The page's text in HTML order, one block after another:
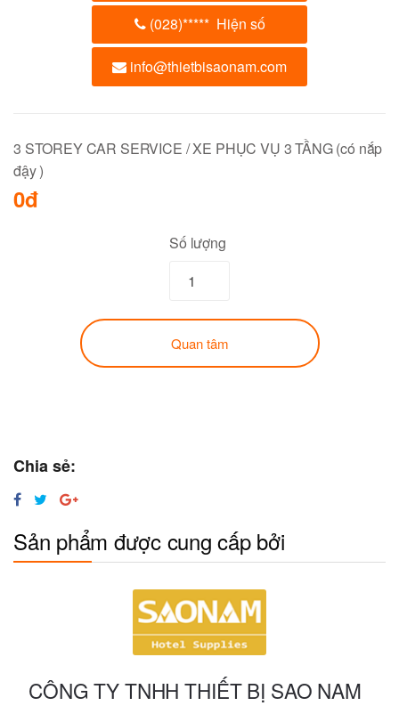
(028)***** Hiện số
info@thietbisaonam.com
3 STOREY CAR SERVICE / XE PHỤC VỤ 3 TẦNG (có nắp
đậy )
0đ
Số lượng
Quan tâm
Chia sẻ:
Sản phẩm được cung cấp bởi
CÔNG TY TNHH THIẾT BỊ SAO NAM